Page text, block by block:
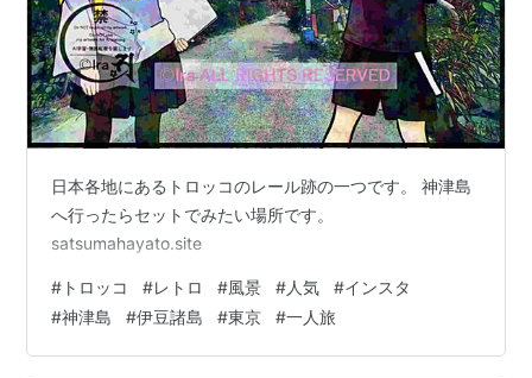
日本各地にあるトロッコのレール跡の一つです。 神津島
へ行ったらセットでみたい場所です。
satsumahayato.site
# トロッコ #レトロ #風景 #人気 #インスタ
#神津島 #伊豆諸島 #東京 #一人旅